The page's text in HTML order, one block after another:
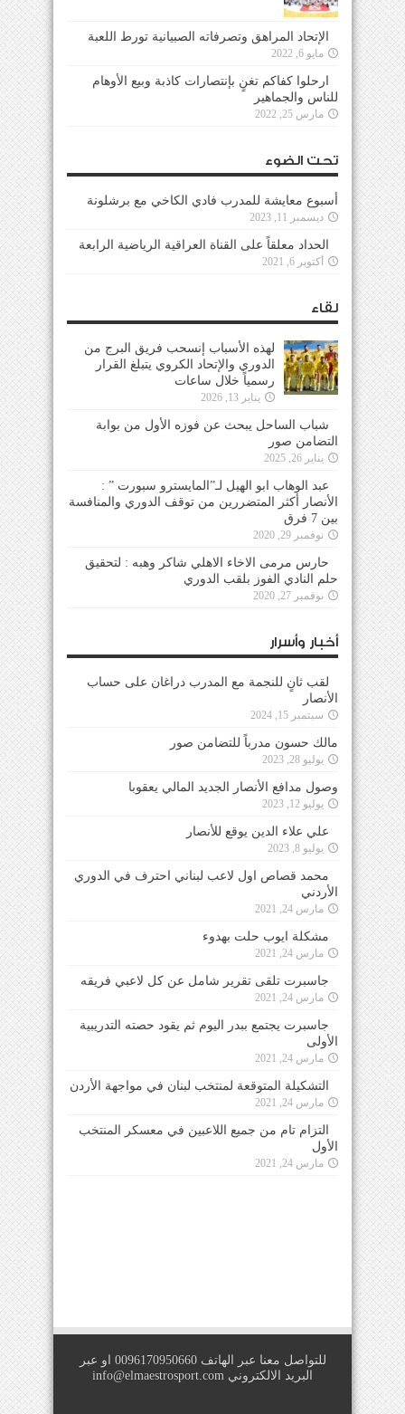
الإتحاد المراهق وتصرفاته الصبيانية تورط اللعبة
مايو 6, 2022
ارحلوا كفاكم تغنٍ بإنتصارات كاذبة وبيع الأوهام
للناس والجماهير
مارس 25, 2022
تحت الضوء
أسبوع معايشة للمدرب فادي الكاخي مع برشلونة
ديسمبر 11, 2023
الحداد معلقاً على القناة العراقية الرياضية الرابعة
أكتوبر 6, 2021
لقاء
لهذه الأسباب إنسحب فريق البرج من
الدوري والإتحاد الكروي يتبلغ القرار
رسمياً خلال ساعات
يناير 13, 2026
شباب الساحل يبحث عن فوزه الأول من بوابة
التضامن صور
يناير 26, 2025
عبد الوهاب ابو الهيل لـ”المايسترو سبورت ” :
الأنصار أكثر المتضررين من توقف الدوري والمنافسة
بين 7 فرق
نوفمبر 29, 2020
حارس مرمى الاخاء الاهلي شاكر وهبه : لتحقيق
حلم النادي الفوز بلقب الدوري
نوفمبر 27, 2020
أخبار وأسرار
لقب ثانٍ للنجمة مع المدرب دراغان على حساب
الأنصار
سبتمبر 15, 2024
مالك حسون مدرباً للتضامن صور
يوليو 28, 2023
وصول مدافع الأنصار الجديد المالي يعقوبا
يوليو 12, 2023
علي علاء الدين يوقع للأنصار
يوليو 8, 2023
محمد قصاص اول لاعب لبناني احترف في الدوري
الأردني
مارس 24, 2021
مشكلة ايوب حلت بهدوء
مارس 24, 2021
جاسبرت تلقى تقرير شامل عن كل لاعبي فريقه
مارس 24, 2021
جاسبرت يجتمع ببدر اليوم ثم يقود حصته التدريبية
الأولى
مارس 24, 2021
التشكيلة المتوقعة لمنتخب لبنان في مواجهة الأردن
مارس 24, 2021
التزام تام من جميع اللاعبين في معسكر المنتخب
الأول
مارس 24, 2021
للتواصل معنا عبر الهاتف 0096170950660 او عبر
البريد الالكتروني info@elmaestrosport.com